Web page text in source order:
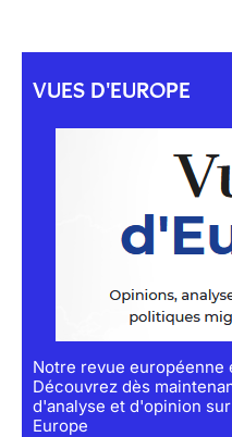
VUES D'EUROPE
Notre revue européenne
Découvrez dès
d'analyse et d'opinion
Europe